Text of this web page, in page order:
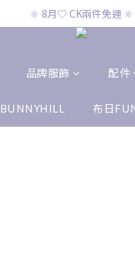
🔆 8月♡ CK兩件免運 🔆
🔆 8月♡ CK兩件免運 🔆
🔆 8月♡ 官網滿2000即免運
🔆 8月♡ CK兩件免運 🔆
品牌服飾 配件
BUNNYHILL 布日